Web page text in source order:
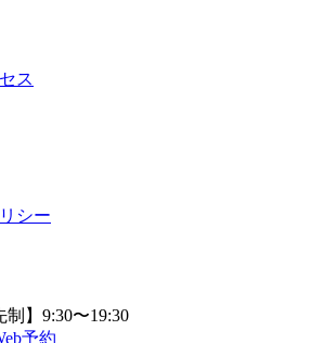
ス
シー
制】9:30〜19:30
予約